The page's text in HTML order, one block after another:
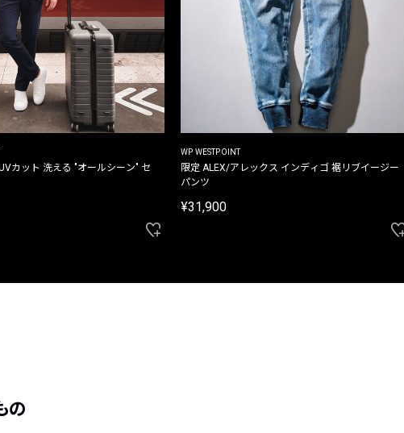
カット 洗える "オールシーン" セ
WP WESTPOINT
限定 ALEX/アレックス インディゴ 裾リブイージー
パンツ
¥31,900
の